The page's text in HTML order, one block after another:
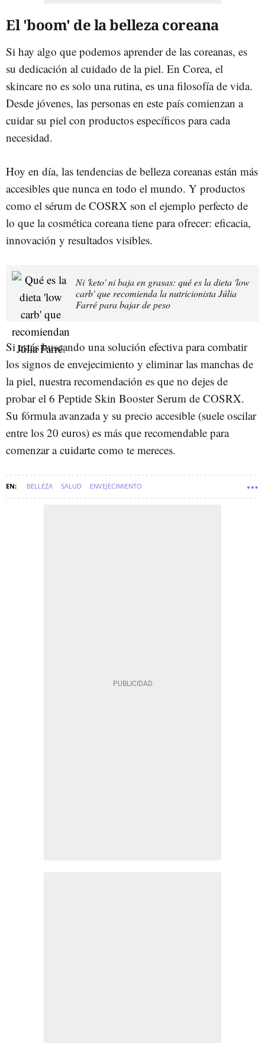
El 'boom' de la belleza coreana
Si hay algo que podemos aprender de las coreanas, es
su dedicación al cuidado de la piel. En Corea, el
skincare no es solo una rutina, es una filosofía de vida.
Desde jóvenes, las personas en este país comienzan a
cuidar su piel con productos específicos para cada
necesidad.
Hoy en día, las tendencias de belleza coreanas están más
accesibles que nunca en todo el mundo. Y productos
como el sérum de COSRX son el ejemplo perfecto de
lo que la cosmética coreana tiene para ofrecer: eficacia,
innovación y resultados visibles.
Ni 'keto' ni baja en grasas: qué es la dieta 'low
carb' que recomienda la nutricionista Júlia
Farré para bajar de peso
Si estás buscando una solución efectiva para combatir
los signos de envejecimiento y eliminar las manchas de
la piel, nuestra recomendación es que no dejes de
probar el 6 Peptide Skin Booster Serum de COSRX.
Su fórmula avanzada y su precio accesible (suele oscilar
entre los 20 euros) es más que recomendable para
comenzar a cuidarte como te mereces.
BELLEZA SALUD ENVEJECIMIENTO